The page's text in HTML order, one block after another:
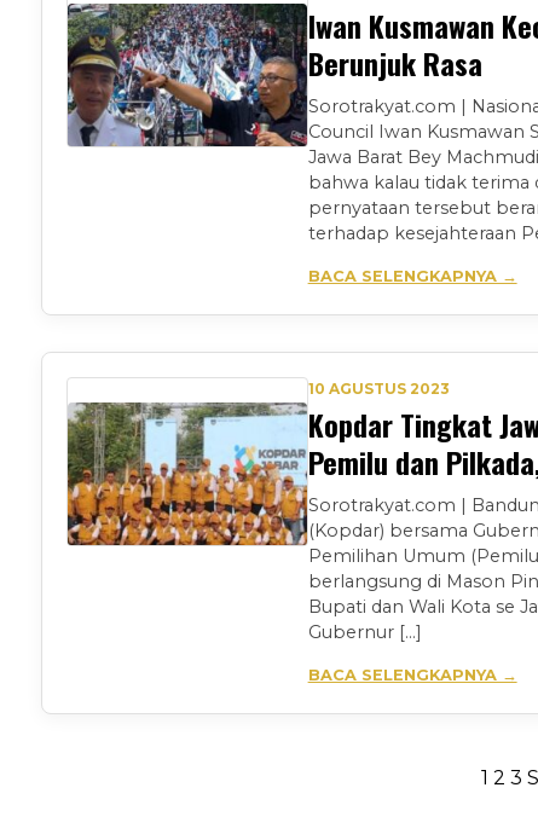
Iwan Kusmawan
Berunjuk Rasa
Sorotrakyat.com |
Council Iwan Kusmawan
Jawa Barat Bey
bahwa kalau tidak terima
pernyataan tersebut
terhadap kesejahteraan
BACA SELENGKAPNYA →
10 AGUSTUS 2023
Kopdar Tingkat
Pemilu dan
Sorotrakyat.com |
(Kopdar) bersama
Pemilihan Umum
berlangsung di Mason
Bupati dan Wali Kota se
Gubernur […]
BACA SELENGKAPNYA →
1 2 3